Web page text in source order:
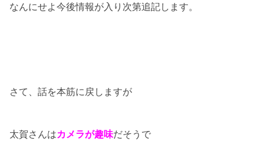
なんにせよ今後情報が入り次第追記します。
さて、話を本筋に戻しますが
太賀さんはカメラが趣味だそうで